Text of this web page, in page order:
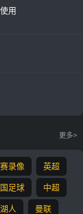
用
更多>
录像 英超
足球 中超
湖人 曼联